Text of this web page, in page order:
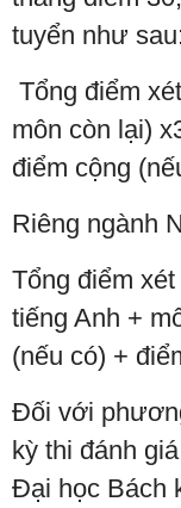
tuyển như
Tổng điểm
môn còn lại)
điểm cộng
Riêng ngành
Tổng điểm
tiếng Anh +
(nếu có) +
Đối với
kỳ thi đánh
Đại học Bách